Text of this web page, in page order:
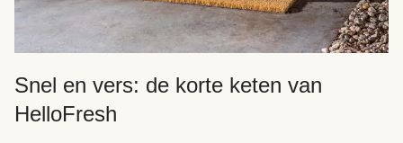
Snel en vers: de korte keten van
HelloFresh